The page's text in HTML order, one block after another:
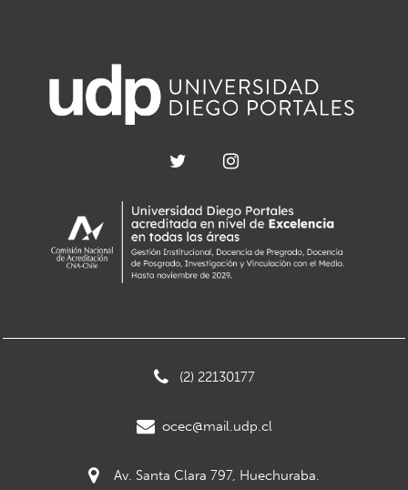
(2) 22130177
ocec@mail.udp.cl
Av. Santa Clara 797, Huechuraba.